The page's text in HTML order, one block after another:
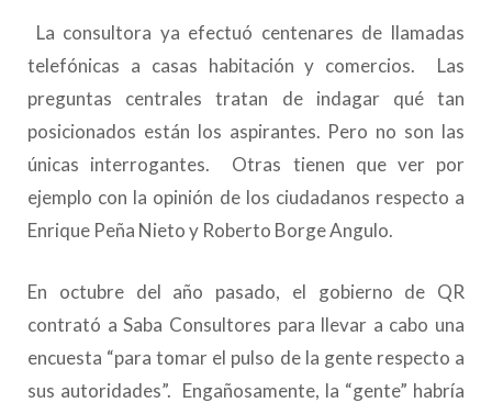
La consultora ya efectuó centenares de llamadas
telefónicas a casas habitación y comercios. Las
preguntas centrales tratan de indagar qué tan
posicionados están los aspirantes. Pero no son las
únicas interrogantes. Otras tienen que ver por
ejemplo con la opinión de los ciudadanos respecto a
Enrique Peña Nieto y Roberto Borge Angulo.
En octubre del año pasado, el gobierno de QR
contrató a Saba Consultores para llevar a cabo una
encuesta “para tomar el pulso de la gente respecto a
sus autoridades”. Engañosamente, la “gente” habría